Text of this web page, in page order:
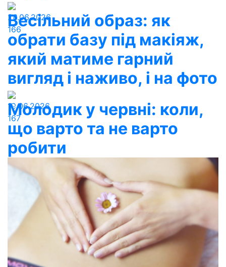
26.06.2026
166
Весільний образ: як
обрати базу під макіяж,
який матиме гарний
вигляд і наживо, і на фото
19.06.2026
167
Молодик у червні: коли,
що варто та не варто
робити